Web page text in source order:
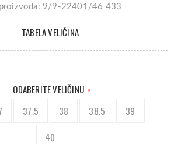
9/9-22401/46 433
TABELA VELIČINA
ODABERITE VELIČINU *
37.5 38 38.5 39
40